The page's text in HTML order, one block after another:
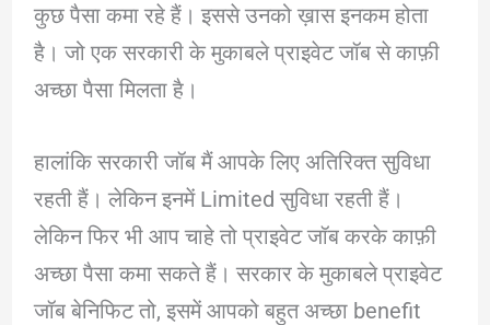
कुछ पैसा कमा रहे हैं। इससे उनको ख़ास इनकम होता
है। जो एक सरकारी के मुकाबले प्राइवेट जॉब से काफ़ी
अच्छा पैसा मिलता है।
हालांकि सरकारी जॉब मैं आपके लिए अतिरिक्त सुविधा
रहती हैं। लेकिन इनमें Limited सुविधा रहती हैं।
लेकिन फिर भी आप चाहे तो प्राइवेट जॉब करके काफ़ी
अच्छा पैसा कमा सकते हैं। सरकार के मुकाबले प्राइवेट
जॉब बेनिफिट तो, इसमें आपको बहुत अच्छा benefit